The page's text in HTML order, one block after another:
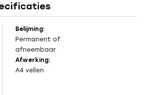
Belijming:
Permanent of
afneembaar
Afwerking:
A4 vellen